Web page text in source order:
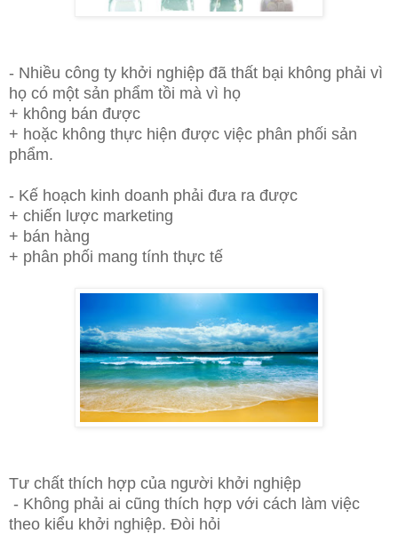
- Nhiều công ty khởi nghiệp đã thất bại không phải vì
họ có một sản phẩm tồi mà vì họ
+ không bán được
+ hoặc không thực hiện được việc phân phối sản
phẩm.
- Kế hoạch kinh doanh phải đưa ra được
+ chiến lược marketing
+ bán hàng
+ phân phối mang tính thực tế
Tư chất thích hợp của người khởi nghiệp
- Không phải ai cũng thích hợp với cách làm việc
theo kiểu khởi nghiệp. Đòi hỏi